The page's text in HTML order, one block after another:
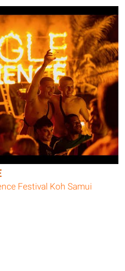
Festival Koh Samui